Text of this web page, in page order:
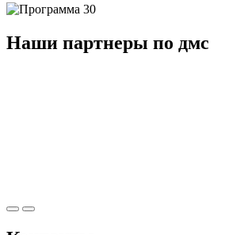
Наши партнеры по дмс